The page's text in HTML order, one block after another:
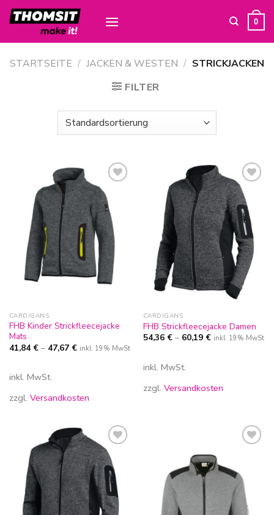
Skip
0
STARTSEITE / JACKEN & WESTEN / STRICKJACKEN
FILTER
Zur
Wunschliste
hinzufügen
CARDIGANS
FHB Kinder Strickfleecejacke
Mats
41,84 €– 47,67 € inkl. 19% MwSt
inkl. MwSt.
zzgl. Versandkosten
Zur
Wunschliste
hinzufügen
CARDIGANS
FHB Strickfleecejacke Damen
54,36 €– 60,19 € inkl. 19% MwSt
inkl. MwSt.
zzgl. Versandkosten
Zur
Wunschliste
hinzufügen
hinzufügen